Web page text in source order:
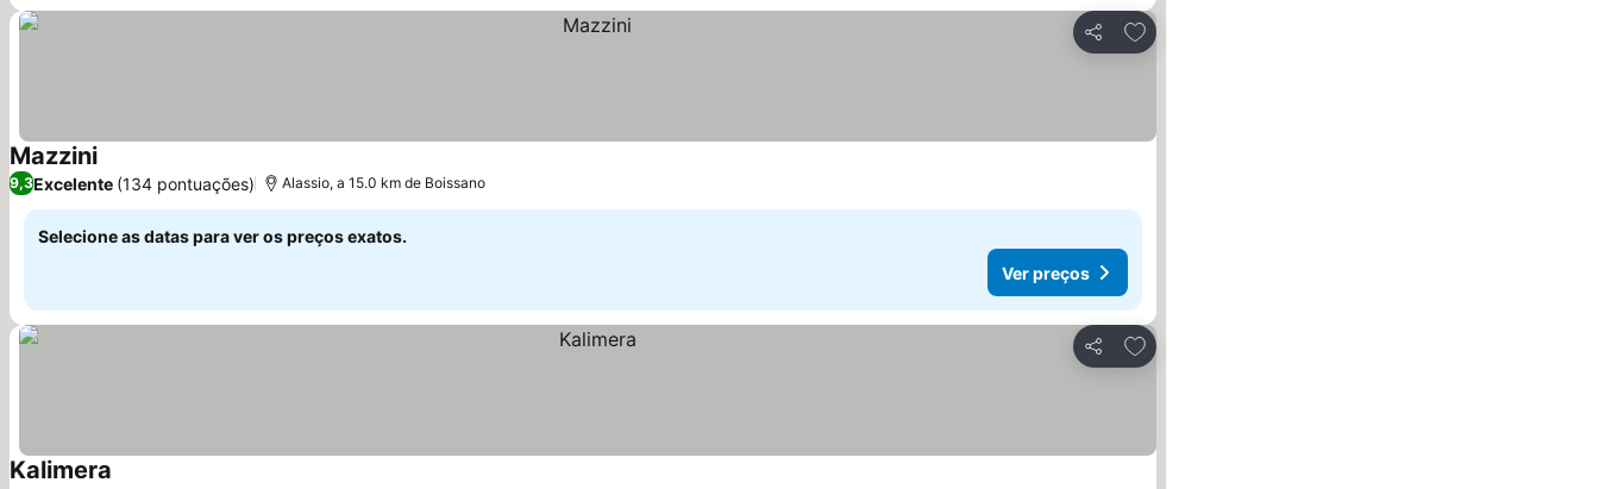
Partilhar
Adicionar aos favoritos
Mazzini
9,3Excelente (134 pontuações) Alassio, a 15.0 km de Boissano
Selecione as datas para ver os preços exatos.
Ver preços
Partilhar
Adicionar aos favoritos
Kalimera